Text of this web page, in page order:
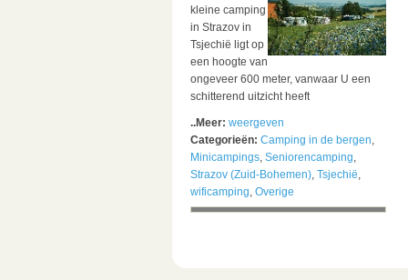
kleine camping
in Strazov in
Tsjechië ligt op
een hoogte van
ongeveer 600 meter, vanwaar U een
schitterend uitzicht heeft
..Meer: weergeven
Categorieën: Camping in de bergen,
Minicampings, Seniorencamping,
Strazov (Zuid-Bohemen), Tsjechië,
wificamping, Overige